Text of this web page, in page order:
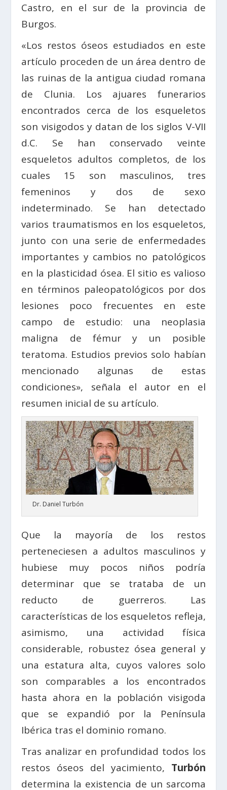
Castro, en el sur de la provincia de
Burgos.
«Los restos óseos estudiados en este
artículo proceden de un área dentro de
las ruinas de la antigua ciudad romana
de Clunia. Los ajuares funerarios
encontrados cerca de los esqueletos
son visigodos y datan de los siglos V-VII
d.C. Se han conservado veinte
esqueletos adultos completos, de los
cuales 15 son masculinos, tres
femeninos y dos de sexo
indeterminado. Se han detectado
varios traumatismos en los esqueletos,
junto con una serie de enfermedades
importantes y cambios no patológicos
en la plasticidad ósea. El sitio es valioso
en términos paleopatológicos por dos
lesiones poco frecuentes en este
campo de estudio: una neoplasia
maligna de fémur y un posible
teratoma. Estudios previos solo habían
mencionado algunas de estas
condiciones», señala el autor en el
resumen inicial de su artículo.
Dr. Daniel Turbón
Que la mayoría de los restos
perteneciesen a adultos masculinos y
hubiese muy pocos niños podría
determinar que se trataba de un
reducto de guerreros. Las
características de los esqueletos refleja,
asimismo, una actividad física
considerable, robustez ósea general y
una estatura alta, cuyos valores solo
son comparables a los encontrados
hasta ahora en la población visigoda
que se expandió por la Península
Ibérica tras el dominio romano.
Tras analizar en profundidad todos los
restos óseos del yacimiento, Turbón
determina la existencia de un sarcoma